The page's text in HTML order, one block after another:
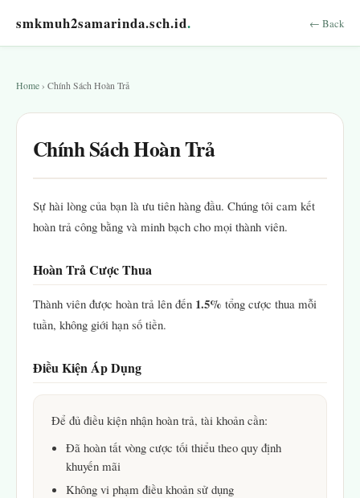
smkmuh2samarinda.sch.id. ← Back
Home › Chính Sách Hoàn Trả
Chính Sách Hoàn Trả
Sự hài lòng của bạn là ưu tiên hàng đầu. Chúng tôi cam kết
hoàn trả công bằng và minh bạch cho mọi thành viên.
Hoàn Trả Cược Thua
Thành viên được hoàn trả lên đến 1.5% tổng cược thua mỗi
tuần, không giới hạn số tiền.
Điều Kiện Áp Dụng
Để đủ điều kiện nhận hoàn trả, tài khoản cần:
Đã hoàn tất vòng cược tối thiểu theo quy định
khuyến mãi
Không vi phạm điều khoản sử dụng